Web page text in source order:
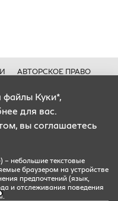
АВТОРСКОЕ ПРАВО
при каких условиях не
положениями Статьи 435
исключительно
исчерпывающими.
ознакомления.
без предварительного
данные, создаваемые сайтами и
файлы Куки*,
для вас.
вы соглашаетесь
– небольшие текстовые
браузером на устройстве
предпочтений (язык,
и отслеживания поведения